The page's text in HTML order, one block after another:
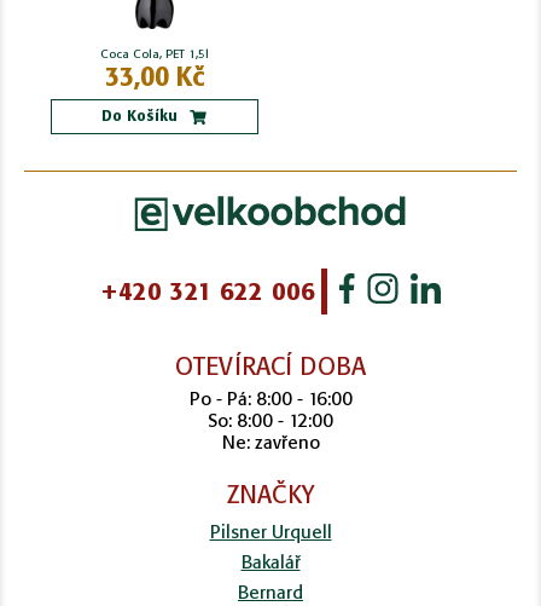
Coca Cola, PET 1,5l
33,00 Kč
Do Košíku
+420 321 622 006
OTEVÍRACÍ DOBA
Po - Pá: 8:00 - 16:00
So: 8:00 - 12:00
Ne: zavřeno
ZNAČKY
Pilsner Urquell
Bakalář
Bernard